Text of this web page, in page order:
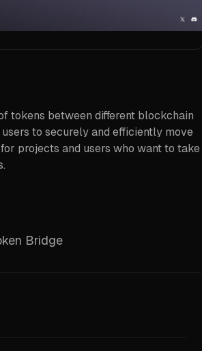
tokens between different blockchain
to securely and efficiently move
projects and users who want to take
Bridge